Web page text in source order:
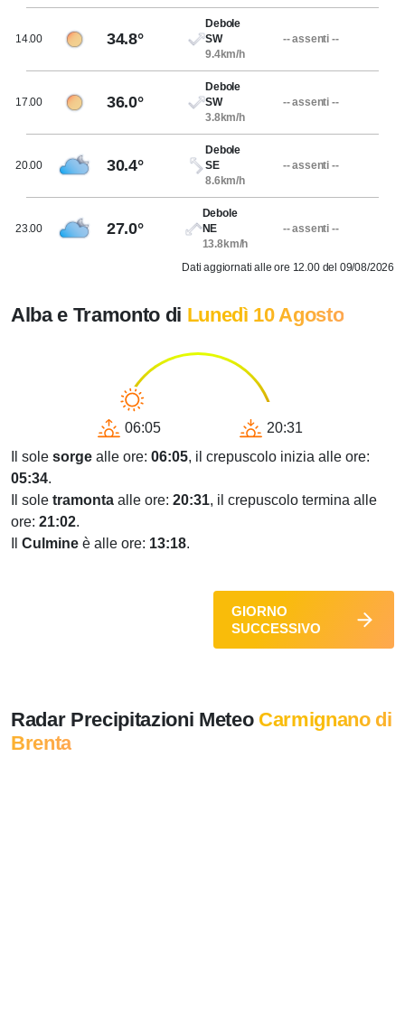
14.00 34.8°
Debole
SW
9.4km/h
-- assenti --
17.00 36.0°
Debole
SW
3.8km/h
-- assenti --
20.00 30.4°
Debole
SE
8.6km/h
-- assenti --
23.00 27.0°
Debole
NE
13.8km/h
-- assenti --
Dati aggiornati alle ore 12.00 del 09/08/2026
Alba e Tramonto di Lunedì 10 Agosto
06:05
20:31
Il sole sorge alle ore: 06:05, il crepuscolo inizia alle ore:
05:34.
Il sole tramonta alle ore: 20:31, il crepuscolo termina alle
ore: 21:02.
Culmine è alle ore: 13:18.
GIORNO
SUCCESSIVO
Radar Precipitazioni Meteo Carmignano di
Brenta